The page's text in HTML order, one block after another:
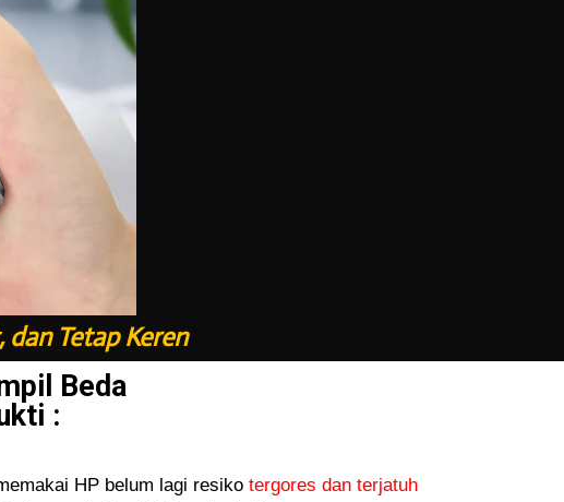
Tetap Keren
Beda
:
HP belum lagi resiko tergores dan terjatuh